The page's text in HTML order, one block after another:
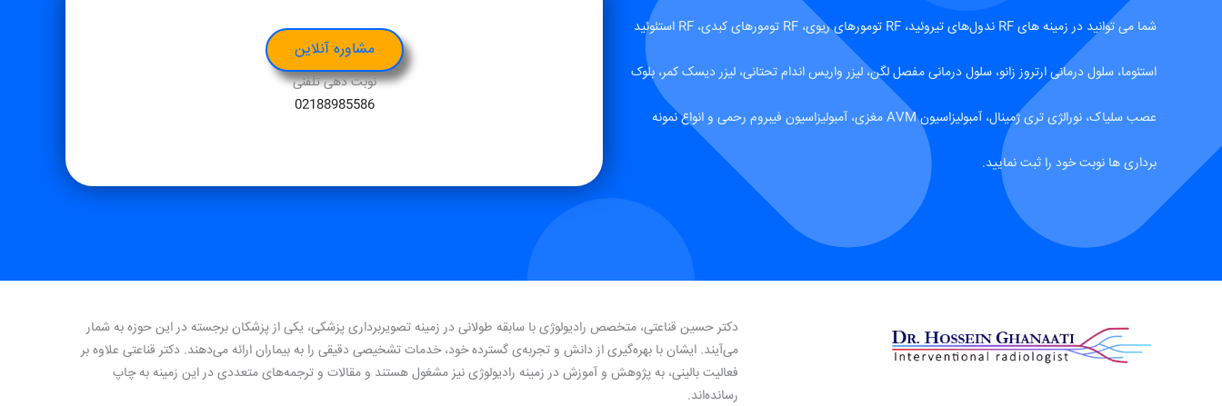
شما می توانید در زمینه های RF ندول‌های تیروئید، RF تومورهای ریوی، RF تومورهای کبدی، RF استئوئید
استئوما، سلول درمانی ارتروز زانو، سلول درمانی مفصل لگن، لیزر واریس اندام تحتانی، لیزر دیسک کمر، بلوک
عصب سلیاک، نورالژی تری ژمینال، آمبولیزاسیون AVM مغزی، آمبولیزاسیون فیبروم رحمی و انواع نمونه
برداری ها نوبت خود را ثبت نمایید.
مشاوره آنلاین
نوبت دهی تلفنی
02188985586
دکتر حسین قناعتی، متخصص رادیولوژی با سابقه طولانی در زمینه تصویربرداری پزشکی، یکی از پزشکان برجسته در این حوزه به شمار
می‌آیند. ایشان با بهره‌گیری از دانش و تجربه‌ی گسترده خود، خدمات تشخیصی دقیقی را به بیماران ارائه می‌دهند. دکتر قناعتی علاوه بر
فعالیت بالینی، به پژوهش و آموزش در زمینه رادیولوژی نیز مشغول هستند و مقالات و ترجمه‌های متعددی در این زمینه به چاپ
رسانده‌اند.